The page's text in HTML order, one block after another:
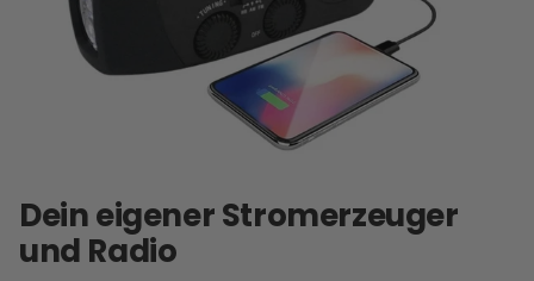
Dein eigener Stromerzeuger
und Radio